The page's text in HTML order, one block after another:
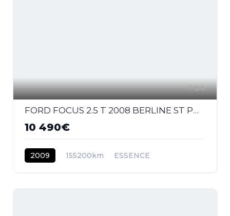
24
FORD FOCUS 2.5 T 2008 BERLINE ST PHASE 2
10 490€
2009 155200km ESSENCE